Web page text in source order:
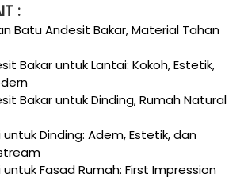
:
Batu Andesit Bakar, Material Tahan
Bakar untuk Lantai: Kokoh, Estetik,
Bakar untuk Dinding, Rumah Natural
Dinding: Adem, Estetik, dan
Fasad Rumah: First Impression